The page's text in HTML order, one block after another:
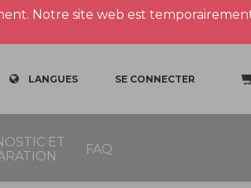
Notre site web est
LANGUES SE CONNECTER
ET
FAQ